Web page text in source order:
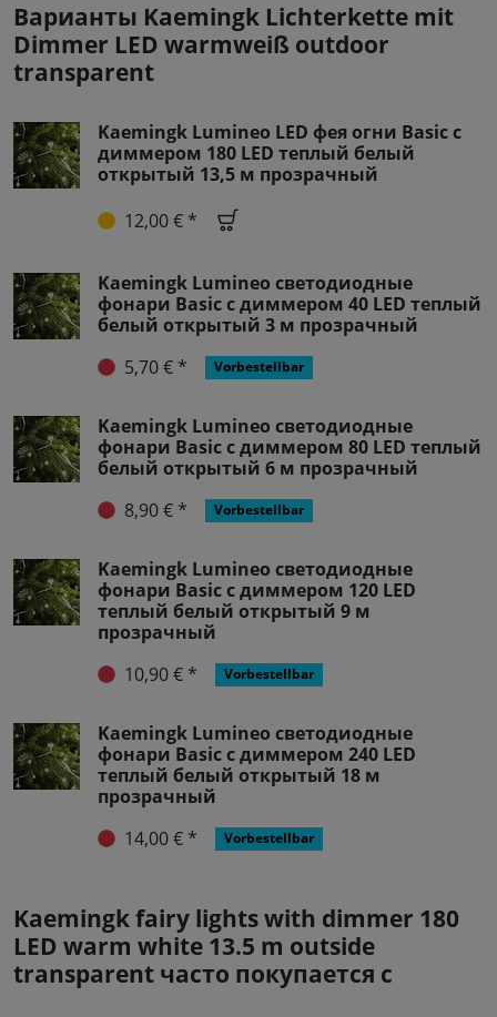
Варианты Kaemingk Lichterkette mit
Dimmer LED warmweiß outdoor
transparent
Kaemingk Lumineo LED фея огни Basic с
диммером 180 LED теплый белый
открытый 13,5 м прозрачный
12,00 € *
Kaemingk Lumineo светодиодные
фонари Basic с диммером 40 LED теплый
белый открытый 3 м прозрачный
5,70 € *
Vorbestellbar
Kaemingk Lumineo светодиодные
фонари Basic с диммером 80 LED теплый
белый открытый 6 м прозрачный
8,90 € *
Vorbestellbar
Kaemingk Lumineo светодиодные
фонари Basic с диммером 120 LED
теплый белый открытый 9 м
прозрачный
10,90 € *
Vorbestellbar
Kaemingk Lumineo светодиодные
фонари Basic с диммером 240 LED
теплый белый открытый 18 м
прозрачный
14,00 € *
Vorbestellbar
Kaemingk fairy lights with dimmer 180
LED warm white 13.5 m outside
transparent часто покупается с